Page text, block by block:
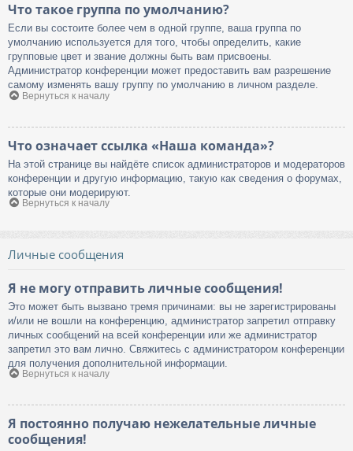
Что такое группа по умолчанию?
Если вы состоите более чем в одной группе, ваша группа по
умолчанию используется для того, чтобы определить, какие
групповые цвет и звание должны быть вам присвоены.
Администратор конференции может предоставить вам разрешение
самому изменять вашу группу по умолчанию в личном разделе.
Вернуться к началу
Что означает ссылка «Наша команда»?
На этой странице вы найдёте список администраторов и модераторов
конференции и другую информацию, такую как сведения о форумах,
которые они модерируют.
Вернуться к началу
Личные сообщения
Я не могу отправить личные сообщения!
Это может быть вызвано тремя причинами: вы не зарегистрированы
и/или не вошли на конференцию, администратор запретил отправку
личных сообщений на всей конференции или же администратор
запретил это вам лично. Свяжитесь с администратором конференции
для получения дополнительной информации.
Вернуться к началу
Я постоянно получаю нежелательные личные
сообщения!